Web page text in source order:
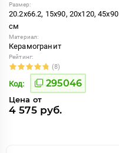
Размер:
20.2x66.2, 15x90, 20x120, 45x90
см
Материал:
Керамогранит
Рейтинг:
(8)
Код: 295046
Цена от
4 575 руб.